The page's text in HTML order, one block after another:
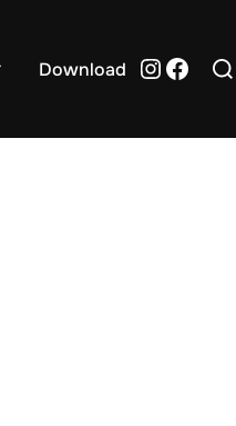
Download